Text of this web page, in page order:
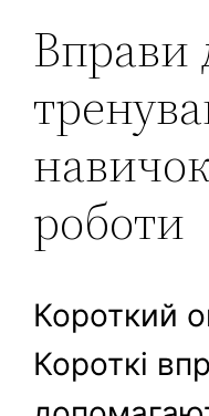
Вправи
роботи
Короткий
Короткі